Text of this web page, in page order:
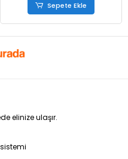
Sepete Ekle
elinize ulaşır.